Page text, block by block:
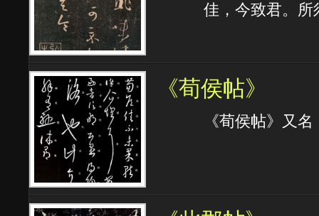
佳，今致君。所
《荀侯帖》
《荀侯帖》又